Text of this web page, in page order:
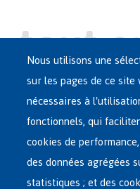
Main
French
Menu
ASILE EN BELGIQUE
RÉSEAU D'ACCUEIL
Nous utilisons une
sur les pages de ce
nécessaires à
fonctionnels, qui
cookies de
des données agrégées
statistiques ; et des